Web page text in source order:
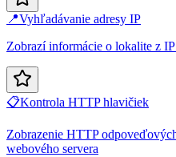
📍Vyhľadávanie adresy IP
Zobrazí informácie o lokalite z
📋Kontrola HTTP hlavičiek
Zobrazenie HTTP
webového servera